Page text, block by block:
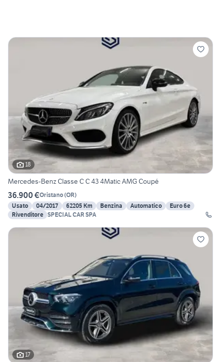
18
Mercedes-Benz Classe C C 43 4Matic AMG Coupé
36.900 €Oristano(OR)
Usato
04/2017 62205 Km Benzina Automatico
Euro 6e
Rivenditore SPECIAL CAR SPA
17